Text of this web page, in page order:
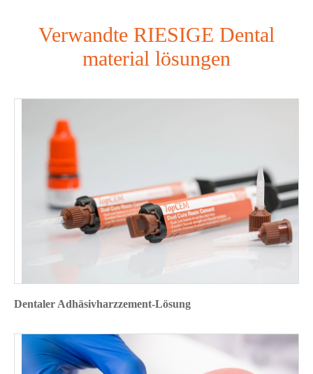
Verwandte RIESIGE Dental
material lösungen
Dentaler Adhäsivharzzement-Lösung